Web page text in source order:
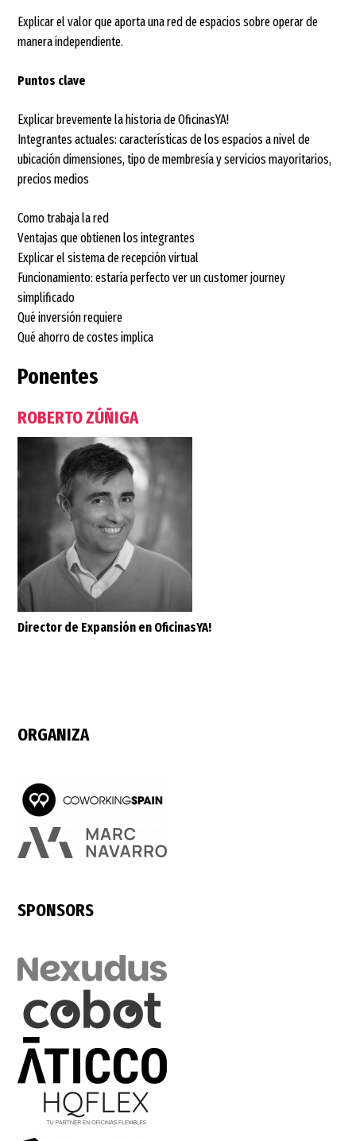
Explicar el valor que aporta una red de espacios sobre operar de
manera independiente.
Puntos clave
Explicar brevemente la historia de OficinasYA!
Integrantes actuales: características de los espacios a nivel de
ubicación dimensiones, tipo de membresía y servicios mayoritarios,
precios medios
Como trabaja la red
Ventajas que obtienen los integrantes
Explicar el sistema de recepción virtual
Funcionamiento: estaría perfecto ver un customer journey
simplificado
Qué inversión requiere
Qué ahorro de costes implica
Ponentes
ROBERTO ZÚÑIGA
Director de Expansión en OficinasYA!
ORGANIZA
SPONSORS